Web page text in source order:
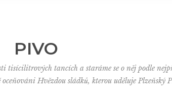
tisícilitrových tancích a staráme se o něj podle
Hvězdou sládků, kterou uděluje Plzeňský
PIVO